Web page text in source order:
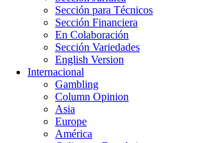
Sección para Técnicos
Sección Financiera
En Colaboración
Sección Variedades
English Version
Internacional
Gambling
Column Opinion
Asia
Europe
América